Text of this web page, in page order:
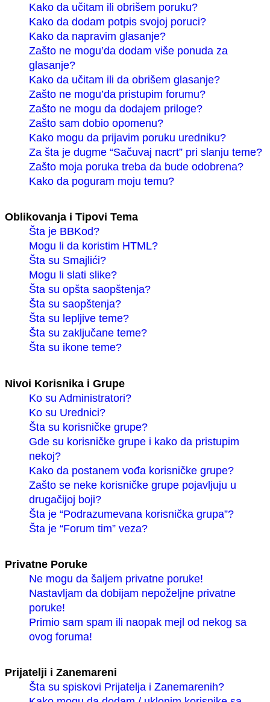
Kako da učitam ili obrišem poruku?
Kako da dodam potpis svojoj poruci?
Kako da napravim glasanje?
Zašto ne mogu’da dodam više ponuda za
glasanje?
Kako da učitam ili da obrišem glasanje?
Zašto ne mogu’da pristupim forumu?
Zašto ne mogu da dodajem priloge?
Zašto sam dobio opomenu?
Kako mogu da prijavim poruku uredniku?
Za šta je dugme “Sačuvaj nacrt” pri slanju teme?
Zašto moja poruka treba da bude odobrena?
Kako da poguram moju temu?
Oblikovanja i Tipovi Tema
Šta je BBKod?
Mogu li da koristim HTML?
Šta su Smajlići?
Mogu li slati slike?
Šta su opšta saopštenja?
Šta su saopštenja?
Šta su lepljive teme?
Šta su zaključane teme?
Šta su ikone teme?
Nivoi Korisnika i Grupe
Ko su Administratori?
Ko su Urednici?
Šta su korisničke grupe?
Gde su korisničke grupe i kako da pristupim
nekoj?
Kako da postanem vođa korisničke grupe?
Zašto se neke korisničke grupe pojavljuju u
drugačijoj boji?
Šta je “Podrazumevana korisnička grupa”?
Šta je “Forum tim” veza?
Privatne Poruke
Ne mogu da šaljem privatne poruke!
Nastavljam da dobijam nepoželjne privatne
poruke!
Primio sam spam ili naopak mejl od nekog sa
ovog foruma!
Prijatelji i Zanemareni
Šta su spiskovi Prijatelja i Zanemarenih?